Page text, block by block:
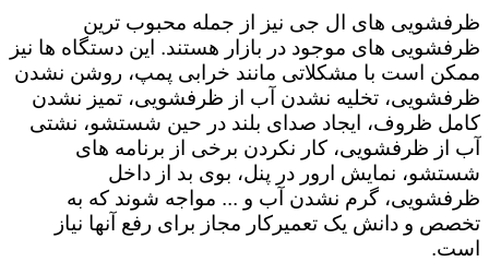
ظرفشویی های ال جی نیز از جمله محبوب ترین
ظرفشویی های موجود در بازار هستند. این دستگاه ها نیز
ممکن است با مشکلاتی مانند خرابی پمپ، روشن نشدن
ظرفشویی، تخلیه نشدن آب از ظرفشویی، تمیز نشدن
کامل ظروف، ایجاد صدای بلند در حین شستشو، نشتی
آب از ظرفشویی، کار نکردن برخی از برنامه های
شستشو، نمایش ارور در پنل، بوی بد از داخل
ظرفشویی، گرم نشدن آب و ... مواجه شوند که به
تخصص و دانش یک تعمیرکار مجاز برای رفع آنها نیاز
است.